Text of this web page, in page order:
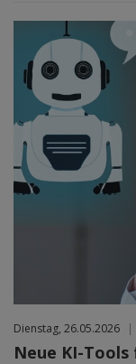
Dienstag, 26.05.2026 |
Neue KI-